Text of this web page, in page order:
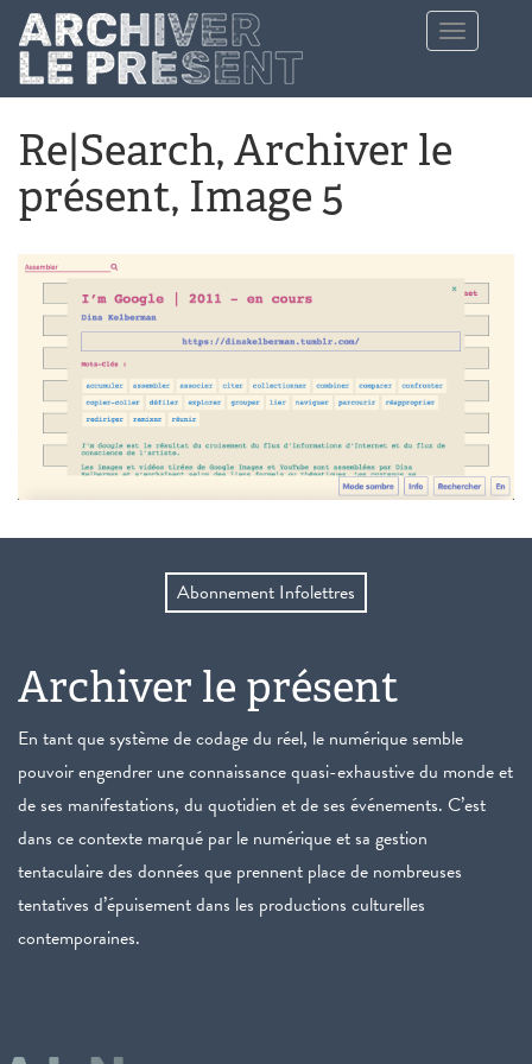
Aller au contenu principal
Toggle
navigation
Re|Search, Archiver le
présent, Image 5
Abonnement Infolettres
Archiver le présent
En tant que système de codage du réel, le numérique semble
pouvoir engendrer une connaissance quasi-exhaustive du monde et
de ses manifestations, du quotidien et de ses événements. C’est
dans ce contexte marqué par le numérique et sa gestion
tentaculaire des données que prennent place de nombreuses
tentatives d’épuisement dans les productions culturelles
contemporaines.